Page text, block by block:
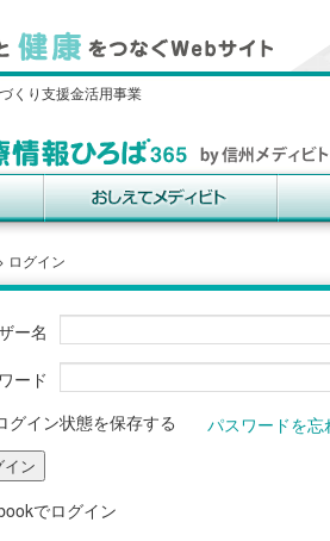
くり支援金活用事業
ログイン
ー名
ード
パスワードを
グイン状態を保存する
でログイン